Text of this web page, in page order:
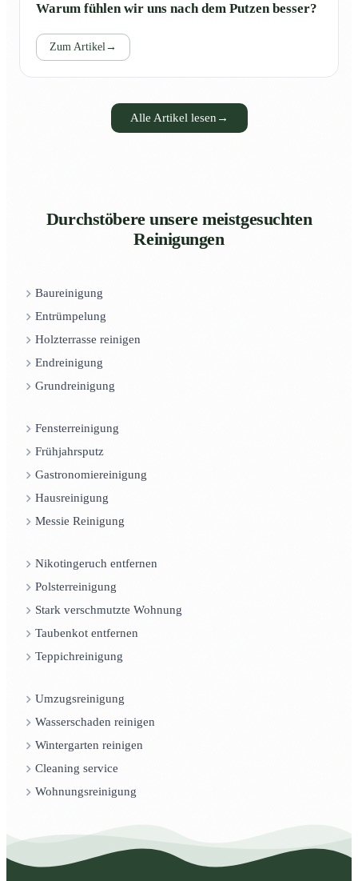
Warum fühlen wir uns nach dem Putzen besser?
Zum Artikel→
Alle Artikel lesen →
Durchstöbere unsere meistgesuchten
Reinigungen
Baureinigung
Entrümpelung
Holzterrasse reinigen
Endreinigung
Grundreinigung
Fensterreinigung
Frühjahrsputz
Gastronomiereinigung
Hausreinigung
Messie Reinigung
Nikotingeruch entfernen
Polsterreinigung
Stark verschmutzte Wohnung
Taubenkot entfernen
Teppichreinigung
Umzugsreinigung
Wasserschaden reinigen
Wintergarten reinigen
Cleaning service
Wohnungsreinigung